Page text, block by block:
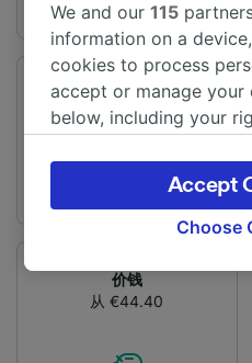
频率
每天有12趟列车
价钱
从 €44.40
We and our115
information on a
cookies to process
accept or manage
below, including your
the privacy policy page.
signaled to our
browsing data. Your
track you.
We and our partners
Choose
Accept